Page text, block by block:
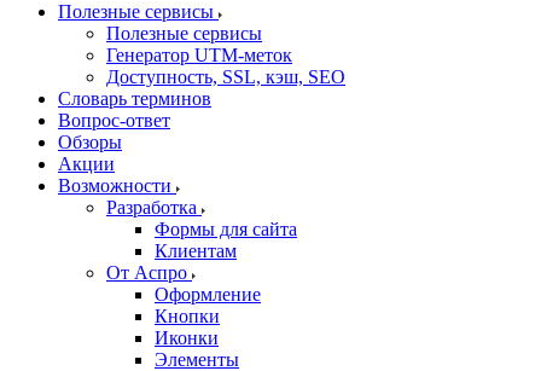
Полезные сервисы
Полезные сервисы
Генератор UTM‑меток
Доступность, SSL, кэш, SEO
Словарь терминов
Вопрос-ответ
Обзоры
Акции
Возможности
Разработка
Формы для сайта
Клиентам
От Аспро
Оформление
Кнопки
Иконки
Элементы